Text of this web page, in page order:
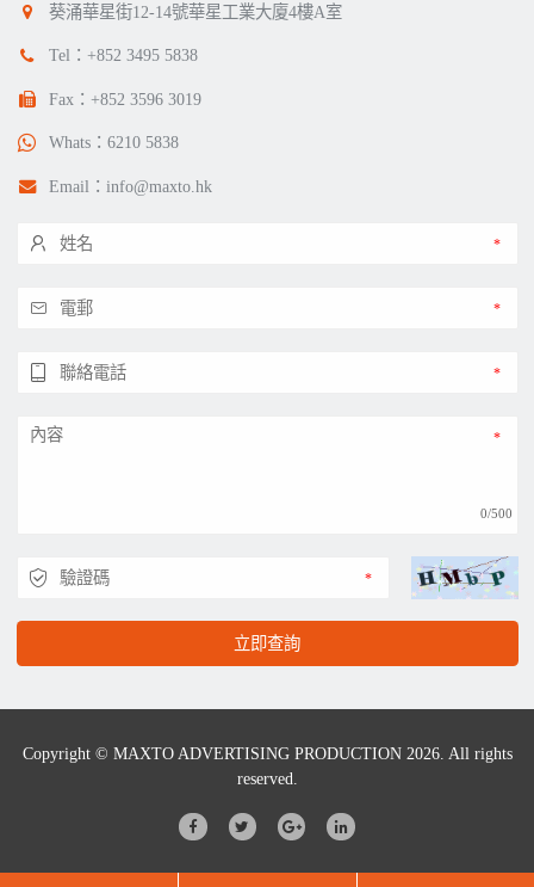
葵涌華星街12-14號華星工業大廈4樓A室
Tel： +852 3495 5838
Fax：+852 3596 3019
Whats： 6210 5838
Email： info@maxto.hk
0/500
立即查詢
Copyright © MAXTO ADVERTISING PRODUCTION 2026. All rights
reserved.